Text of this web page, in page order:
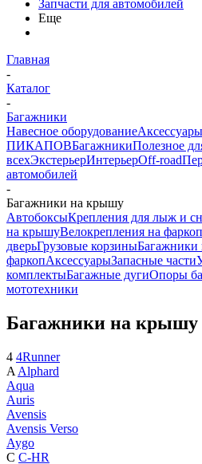
Запчасти для автомобилей
Еще
Главная
-
Каталог
-
Багажники
Навесное оборудование
ПИКАПОВБагажникиПолезное
всехЭкстерьерИнтерьерOff-road
автомобилей
-
Багажники на крышу
АвтобоксыКрепления для лыж и
на крышуВелокрепления на фаркоп
дверьГрузовые корзиныБагажники
фаркопАксессуарыЗапасные части
комплектыБагажные дугиОпоры
мототехники
Багажники на крышу
4 4Runner
A Alphard
Aqua
Auris
Avensis
Avensis Verso
Aygo
C C-HR